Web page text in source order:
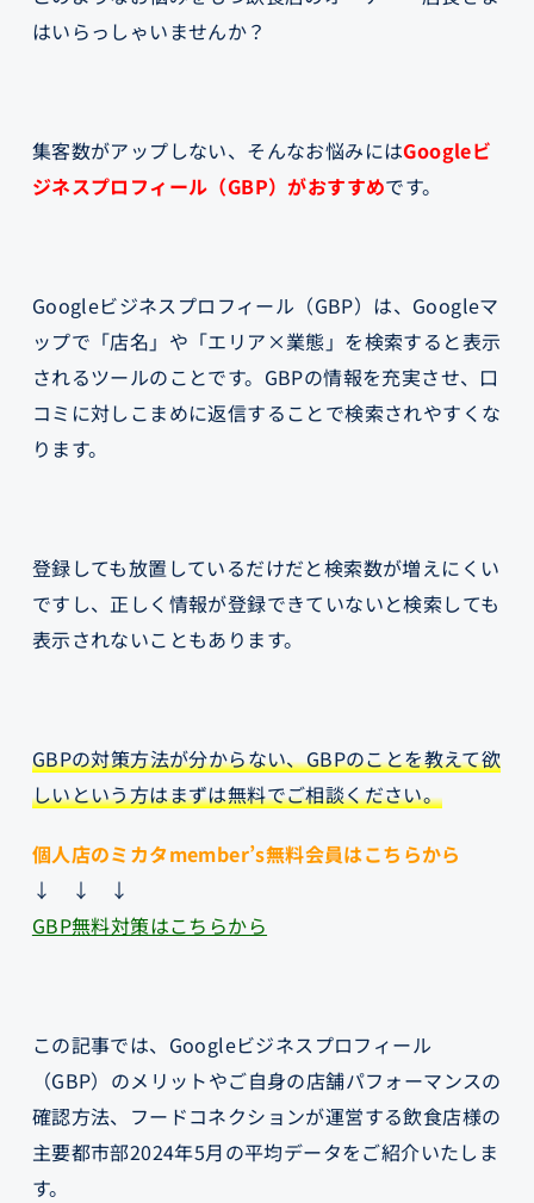
はいらっしゃいませんか？
集客数がアップしない、そんなお悩みにはGoogleビ
ジネスプロフィール（GBP）がおすすめです。
Googleビジネスプロフィール（GBP）は、Googleマ
ップで「店名」や「エリア×業態」を検索すると表示
されるツールのことです。GBPの情報を充実させ、口
コミに対しこまめに返信することで検索されやすくな
ります。
登録しても放置しているだけだと検索数が増えにくい
ですし、正しく情報が登録できていないと検索しても
表示されないこともあります。
GBPの対策方法が分からない、GBPのことを教えて欲
しいという方はまずは無料でご相談ください。
個人店のミカタmember’s無料会員はこちらから
↓ ↓ ↓
GBP無料対策はこちらから
この記事では、Googleビジネスプロフィール
（GBP）のメリットやご自身の店舗パフォーマンスの
確認方法、フードコネクションが運営する飲食店様の
主要都市部2024年5月の平均データをご紹介いたしま
す。